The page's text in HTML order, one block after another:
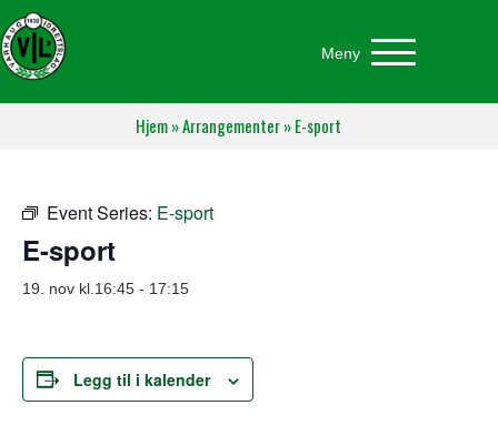
Meny
Hjem»Arrangementer»E-sport
Event Series: E-sport
E-sport
19. nov kl.16:45 - 17:15
Legg til i kalender